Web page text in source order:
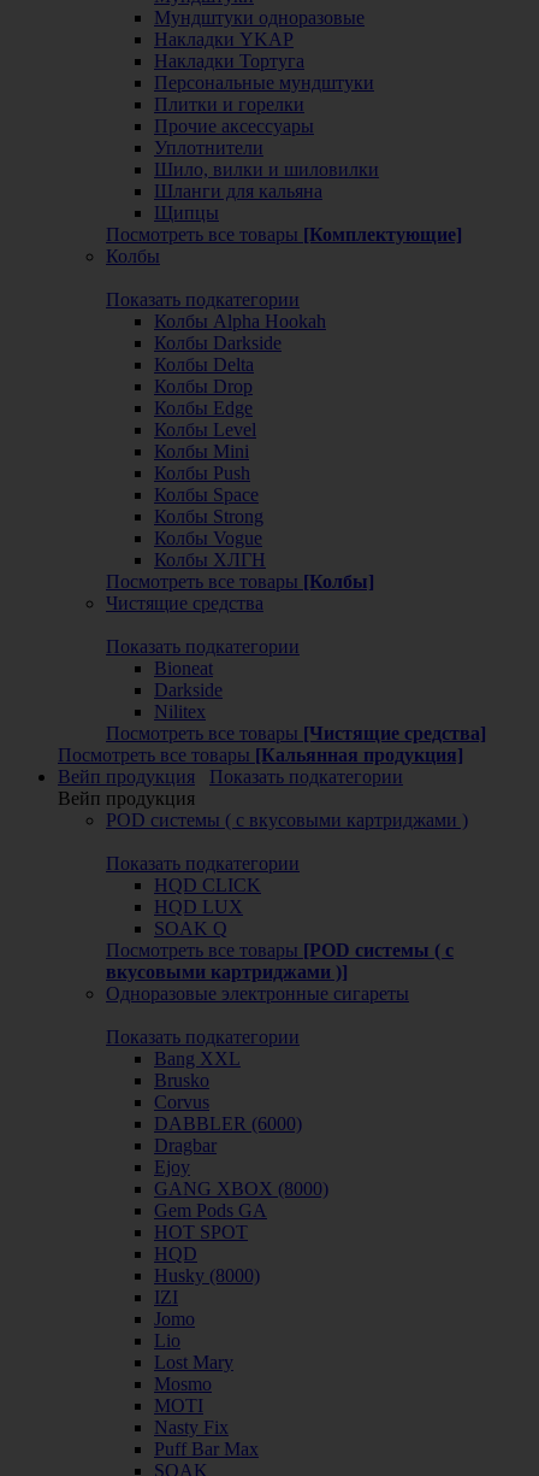
Мундштуки одноразовые
Накладки YKAP
Накладки Тортуга
Персональные мундштуки
Плитки и горелки
Прочие аксессуары
Уплотнители
Шило, вилки и шиловилки
Шланги для кальяна
Щипцы
Посмотреть все товары [Комплектующие]
Колбы
Показать подкатегории
Колбы Alpha Hookah
Колбы Darkside
Колбы Delta
Колбы Drop
Колбы Edge
Колбы Level
Колбы Mini
Колбы Push
Колбы Space
Колбы Strong
Колбы Vogue
Колбы ХЛГН
Посмотреть все товары [Колбы]
Чистящие средства
Показать подкатегории
Bioneat
Darkside
Nilitex
Посмотреть все товары [Чистящие средства]
Посмотреть все товары [Кальянная продукция]
Вейп продукция
Показать подкатегории
Вейп продукция
POD системы ( с вкусовыми картриджами )
Показать подкатегории
HQD CLICK
HQD LUX
SOAK Q
Посмотреть все товары [POD системы ( с
вкусовыми картриджами )]
Одноразовые электронные сигареты
Показать подкатегории
Bang XXL
Brusko
Corvus
DABBLER (6000)
Dragbar
Ejoy
GANG XBOX (8000)
Gem Pods GA
HOT SPOT
HQD
Husky (8000)
IZI
Jomo
Lio
Lost Mary
Mosmo
MOTI
Nasty Fix
Puff Bar Max
SOAK